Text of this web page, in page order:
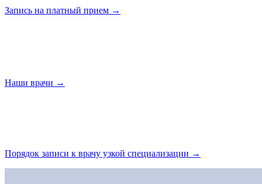
Запись на платный прием →
Наши врачи →
Порядок записи к врачу узкой специализации →